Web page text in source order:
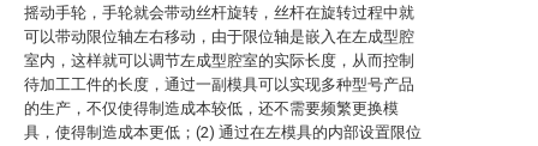
摇动手轮，手轮就会带动丝杆旋转，丝杆在旋转过程中就
可以带动限位轴左右移动，由于限位轴是嵌入在左成型腔
室内，这样就可以调节左成型腔室的实际长度，从而控制
待加工工件的长度，通过一副模具可以实现多种型号产品
的生产，不仅使得制造成本较低，还不需要频繁更换模
具，使得制造成本更低；(2) 通过在左模具的内部设置限位